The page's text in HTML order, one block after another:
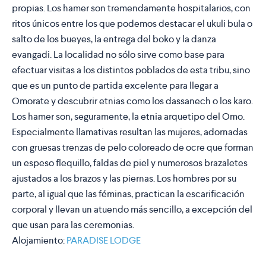
propias. Los hamer son tremendamente hospitalarios, con
ritos únicos entre los que podemos destacar el ukuli bula o
salto de los bueyes, la entrega del boko y la danza
evangadi. La localidad no sólo sirve como base para
efectuar visitas a los distintos poblados de esta tribu, sino
que es un punto de partida excelente para llegar a
Omorate y descubrir etnias como los dassanech o los karo.
Los hamer son, seguramente, la etnia arquetipo del Omo.
Especialmente llamativas resultan las mujeres, adornadas
con gruesas trenzas de pelo coloreado de ocre que forman
un espeso flequillo, faldas de piel y numerosos brazaletes
ajustados a los brazos y las piernas. Los hombres por su
parte, al igual que las féminas, practican la escarificación
corporal y llevan un atuendo más sencillo, a excepción del
que usan para las ceremonias.
Alojamiento:PARADISE LODGE